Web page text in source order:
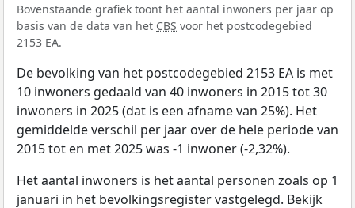
Bovenstaande grafiek toont het aantal inwoners per jaar op
basis van de data van het CBS voor het postcodegebied
2153 EA.
De bevolking van het postcodegebied 2153 EA is met
10 inwoners gedaald van 40 inwoners in 2015 tot 30
inwoners in 2025 (dat is een afname van 25%). Het
gemiddelde verschil per jaar over de hele periode van
2015 tot en met 2025 was -1 inwoner (-2,32%).
Het aantal inwoners is het aantal personen zoals op 1
januari in het bevolkingsregister vastgelegd. Bekijk